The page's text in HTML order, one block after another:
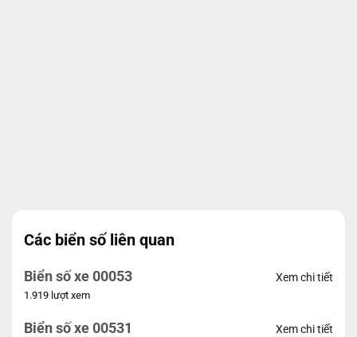
Các biển số liên quan
Biển số xe 00053
1.919 lượt xem
Xem chi tiết
Biển số xe 00531 Xem chi tiết